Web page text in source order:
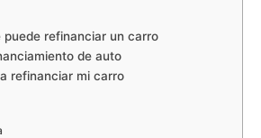
refinanciar un carro
de auto
refinanciar mi carro